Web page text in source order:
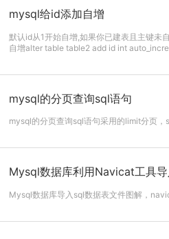
mysql给id添加自增
默认id从1开始自增,如果你已建表且主键未
自增alter table table2 add id int
mysql的分页查询sql语句
mysql的分页查询sql语句采用的limit分页
Mysql数据库利用Navicat工具
Mysql数据库导入sql数据表文件图解，